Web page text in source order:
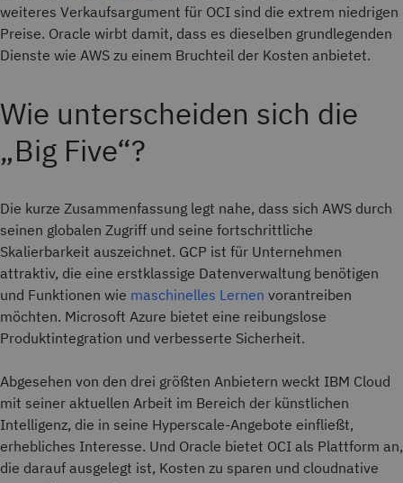
weiteres Verkaufsargument für OCI sind die extrem niedrigen
Preise. Oracle wirbt damit, dass es dieselben grundlegenden
Dienste wie AWS zu einem Bruchteil der Kosten anbietet.
Wie unterscheiden sich die
„Big Five“?
Die kurze Zusammenfassung legt nahe, dass sich AWS durch
seinen globalen Zugriff und seine fortschrittliche
Skalierbarkeit auszeichnet. GCP ist für Unternehmen
attraktiv, die eine erstklassige Datenverwaltung benötigen
und Funktionen wie maschinelles Lernen vorantreiben
möchten. Microsoft Azure bietet eine reibungslose
Produktintegration und verbesserte Sicherheit.
Abgesehen von den drei größten Anbietern weckt IBM Cloud
mit seiner aktuellen Arbeit im Bereich der künstlichen
Intelligenz, die in seine Hyperscale-Angebote einfließt,
erhebliches Interesse. Und Oracle bietet OCI als Plattform an,
die darauf ausgelegt ist, Kosten zu sparen und cloudnative